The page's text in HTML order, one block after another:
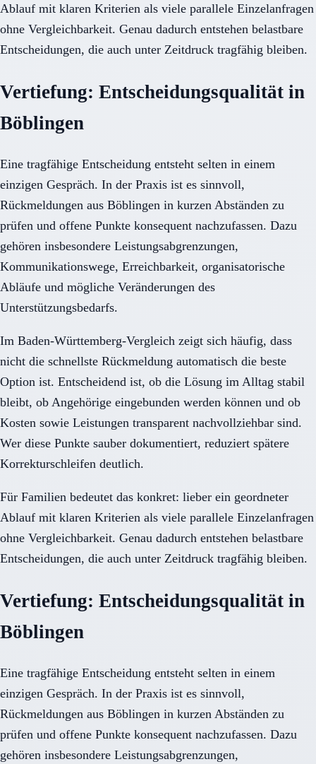
Ablauf mit klaren Kriterien als viele parallele Einzelanfragen
ohne Vergleichbarkeit. Genau dadurch entstehen belastbare
Entscheidungen, die auch unter Zeitdruck tragfähig bleiben.
Vertiefung: Entscheidungsqualität in
Böblingen
Eine tragfähige Entscheidung entsteht selten in einem
einzigen Gespräch. In der Praxis ist es sinnvoll,
Rückmeldungen aus Böblingen in kurzen Abständen zu
prüfen und offene Punkte konsequent nachzufassen. Dazu
gehören insbesondere Leistungsabgrenzungen,
Kommunikationswege, Erreichbarkeit, organisatorische
Abläufe und mögliche Veränderungen des
Unterstützungsbedarfs.
Im Baden-Württemberg-Vergleich zeigt sich häufig, dass
nicht die schnellste Rückmeldung automatisch die beste
Option ist. Entscheidend ist, ob die Lösung im Alltag stabil
bleibt, ob Angehörige eingebunden werden können und ob
Kosten sowie Leistungen transparent nachvollziehbar sind.
Wer diese Punkte sauber dokumentiert, reduziert spätere
Korrekturschleifen deutlich.
Für Familien bedeutet das konkret: lieber ein geordneter
Ablauf mit klaren Kriterien als viele parallele Einzelanfragen
ohne Vergleichbarkeit. Genau dadurch entstehen belastbare
Entscheidungen, die auch unter Zeitdruck tragfähig bleiben.
Vertiefung: Entscheidungsqualität in
Böblingen
Eine tragfähige Entscheidung entsteht selten in einem
einzigen Gespräch. In der Praxis ist es sinnvoll,
Rückmeldungen aus Böblingen in kurzen Abständen zu
prüfen und offene Punkte konsequent nachzufassen. Dazu
gehören insbesondere Leistungsabgrenzungen,